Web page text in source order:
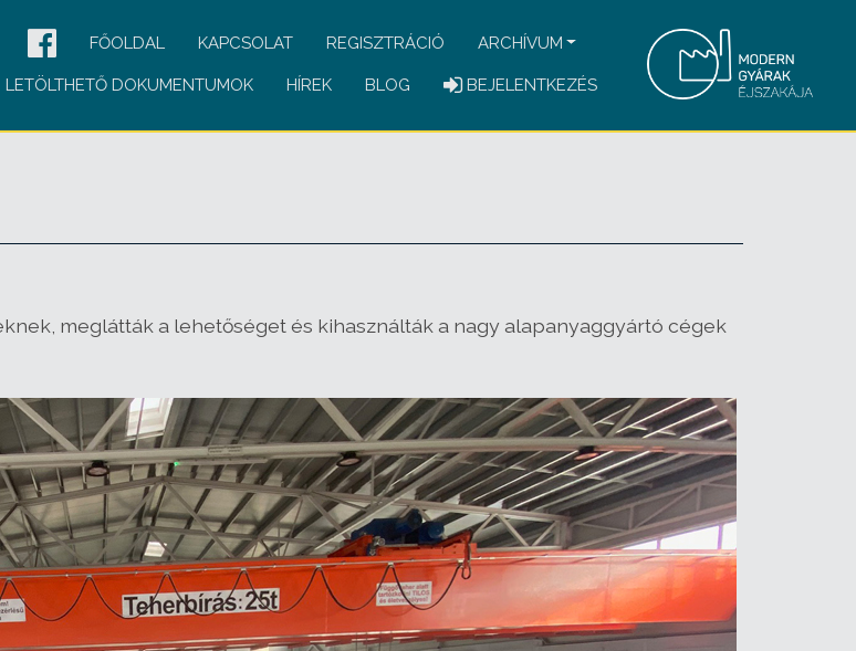
FŐOLDAL KAPCSOLAT REGISZTRÁCIÓ ARCHÍVUM
LETÖLTHETŐ DOKUMENTUMOK HÍREK BLOG BEJELENTKEZÉS
meglátták a lehetőséget és kihasználták a nagy alapanyaggyártó cégek